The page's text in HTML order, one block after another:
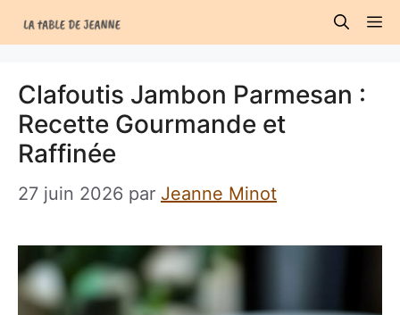
au
Clafoutis Jambon Parmesan :
Recette Gourmande et
Raffinée
27 juin 2026 par Jeanne Minot